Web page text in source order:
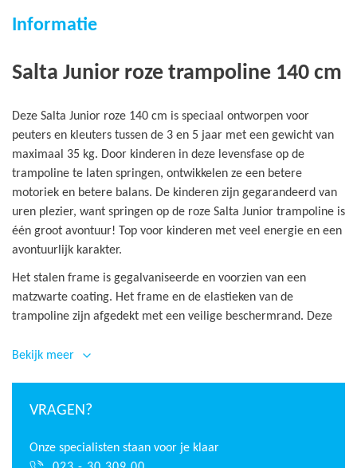
Informatie
Salta Junior roze trampoline 140 cm
Deze Salta Junior roze 140 cm is speciaal ontworpen voor
peuters en kleuters tussen de 3 en 5 jaar met een gewicht van
maximaal 35 kg. Door kinderen in deze levensfase op de
trampoline te laten springen, ontwikkelen ze een betere
motoriek en betere balans. De kinderen zijn gegarandeerd van
uren plezier, want springen op de roze Salta Junior trampoline is
één groot avontuur! Top voor kinderen met veel energie en een
avontuurlijk karakter.
Het stalen frame is gegalvaniseerde en voorzien van een
matzwarte coating. Het frame en de elastieken van de
trampoline zijn afgedekt met een veilige beschermrand. Deze
kleine kinderen. Door de veiligheidsrand kunnen handen of
De Salta Junior roze is voorzien van springelastieken en een
afgesteld dat deze optimaal en comfortabel springt voor deze
doelgroep. Omdat de Salta Junior gebruik maakt van een
Bekijk meer
VRAGEN?
Onze specialisten staan voor je klaar